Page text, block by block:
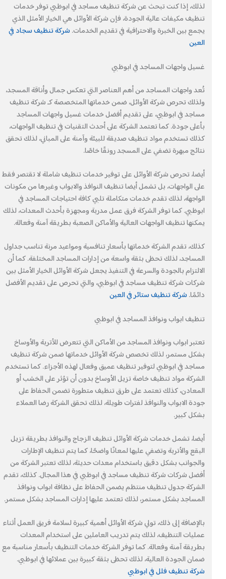
لذلك، إذا كنت تبحث عن شركة تنظيف مساجد في ابوظبي توفر خدمات
تنظيف مكيفات عالية الجودة، فإن شركة الأوائل هي الخيار الأمثل الذي
يجمع بين الخبرة والاحترافية في تقديم الخدمات.شركة تنظيف سجاد في
العين
غسيل واجهات المساجد في ابوظبي
تُعد واجهات المساجد من أهم العناصر التي تعكس جمال وأناقة المسجد،
ولذلك تحرص شركة الأوائل، ضمن خدماتها المتخصصة كـ شركة تنظيف
مساجد في ابوظبي، على تقديم أفضل خدمات غسيل واجهات المساجد
بأعلى جودة. كما تعتمد الشركة على أحدث التقنيات في تنظيف الواجهات،
كذلك تستخدم مواد تنظيف صديقة للبيئة وآمنة على المباني، لذلك تحقق
نتائج مبهرة تضفي على المسجد رونقًا خاصًا.
أيضا، تحرص شركة الأوائل على توفير خدمات تنظيف شاملة لا تقتصر فقط
على الواجهات، بل تشمل أيضا تنظيف النوافذ والابواب وغيرها من مكونات
الواجهة، لذلك تقدم خدمات متكاملة تلبي كافة احتياجات المساجد في
ابوظبي. كما توفر الشركة فرق عمل مدربة ومجهزة بأحدث المعدات، لذلك
يمكنها تنظيف الواجهات العالية والأماكن الصعبة بطريقة آمنة وفعالة.
كذلك، تقدم الشركة خدماتها بأسعار تنافسية ومواعيد مرنة تناسب جداول
المساجد، لذلك تحظى بثقة واسعة من إدارات المساجد المختلفة. كما أن
الالتزام بالجودة والسرعة في التنفيذ يجعل شركة الأوائل الخيار الأمثل بين
شركات شركة تنظيف مساجد في ابوظبي، والتي تحرص على تقديم الأفضل
دائمًا.شركة تنظيف ستائر في العين
تنظيف ابواب ونوافذ المساجد في ابوظبي
تعتبر ابواب ونوافذ المساجد من الأماكن التي تتعرض للأتربة والأوساخ
بشكل مستمر، لذلك تخصص شركة الأوائل خدماتها ضمن شركة تنظيف
مساجد في ابوظبي لتوفير تنظيف عميق وفعال لهذه الأجزاء. كما تستخدم
الشركة مواد تنظيف خاصة تزيل الأوساخ بدون أن تؤثر على الخشب أو
المعادن، كذلك تعتمد على طرق تنظيف متطورة تضمن الحفاظ على
جودة الابواب والنوافذ لفترات طويلة، لذلك تحقق الشركة رضا العملاء
بشكل كبير.
أيضا، تشمل خدمات شركة الأوائل تنظيف الزجاج والنوافذ بطريقة تزيل
البقع والأتربة وتضفي عليها لمعانًا واضحًا، كما يتم تنظيف الإطارات
والجوانب بشكل دقيق باستخدام معدات حديثة، لذلك تعتبر الشركة من
أفضل شركات شركة تنظيف مساجد في ابوظبي في هذا المجال. كذلك، تقدم
الشركة جدول تنظيف منتظم يضمن الحفاظ على نظافة ابواب ونوافذ
المساجد بشكل مستمر، لذلك تعتمد عليها إدارات المساجد بشكل مستمر.
بالإضافة إلى ذلك، تولي شركة الأوائل أهمية كبيرة لسلامة فريق العمل أثناء
عمليات التنظيف، لذلك يتم تدريب العاملين على استخدام المعدات
بطريقة آمنة وفعالة. كما توفر الشركة خدمات التنظيف بأسعار مناسبة مع
ضمان الجودة العالية، لذلك تحظى بثقة كبيرة بين عملائها في ابوظبي.
شركة تنظيف فلل في ابوظبي